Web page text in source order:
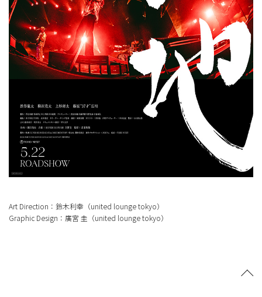
Art Direction：鈴木利幸（united lounge tokyo）
Graphic Design：廣宮 圭（united lounge tokyo）